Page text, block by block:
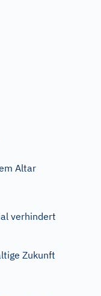
Altar
verhindert
Zukunft